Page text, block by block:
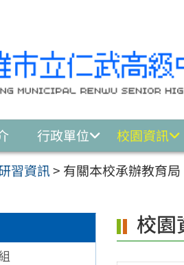
行政單位 校園資訊
習資訊> 有關本校承辦教育
校園